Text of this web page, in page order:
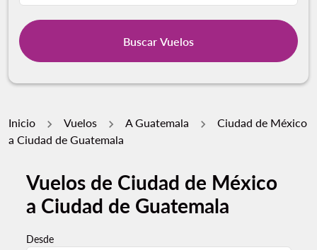
Buscar Vuelos
Inicio Vuelos A Guatemala
Ciudad de México
a Ciudad de Guatemala
Vuelos de Ciudad de México
a Ciudad de Guatemala
Desde